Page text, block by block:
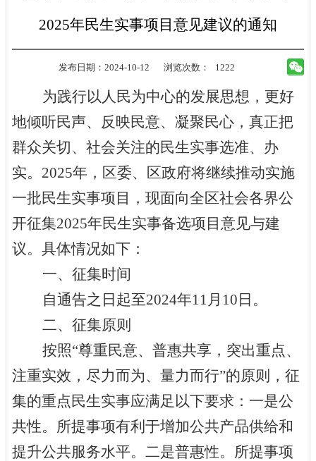
2025年民生实事项目意见建议的通知
发布日期：2024-10-12 浏览次数： 1222
为践行以人民为中心的发展思想，更好
地倾听民声、反映民意、凝聚民心，真正把
群众关切、社会关注的民生实事选准、办
实。 2025年， 区委、 区政府将继续推动实施
一批民生实事项目，现面向全区社会各界公
开征集2025年民生实事备选项目意见与建
议。具体情况如下：
一、征集时间
自通告之日起至2024年11月10日。
二、征集原则
按照“尊重民意、普惠共享，突出重点、
注重实效，尽力而为、量力而行”的原则，征
集的重点民生实事应满足以下要求：一是公
共性。所提事项有利于增加公共产品供给和
提升公共服务水平。二是普惠性。所提事项